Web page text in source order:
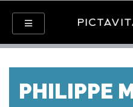
PHILIPPE